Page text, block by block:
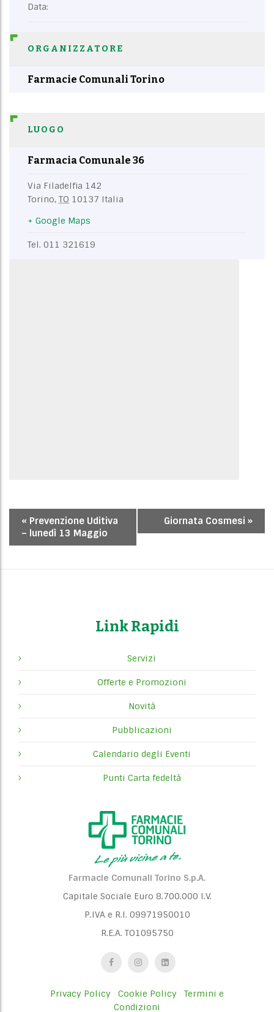
Data:
ORGANIZZATORE
Farmacie Comunali Torino
LUOGO
Farmacia Comunale 36
Via Filadelfia 142
Torino, TO 10137 Italia
+ Google Maps
Tel. 011 321619
e
« Prevenzione Uditiva
– lunedì 13 Maggio
Giornata Cosmesi »
Link Rapidi
Servizi
Offerte e Promozioni
Novità
Pubblicazioni
Calendario degli Eventi
Punti Carta fedeltà
Farmacie Comunali Torino S.p.A.
Capitale Sociale Euro 8.700.000 I.V.
P.IVA e R.I. 09971950010
R.E.A. TO1095750
Privacy Policy Cookie Policy
Termini e
Condizioni